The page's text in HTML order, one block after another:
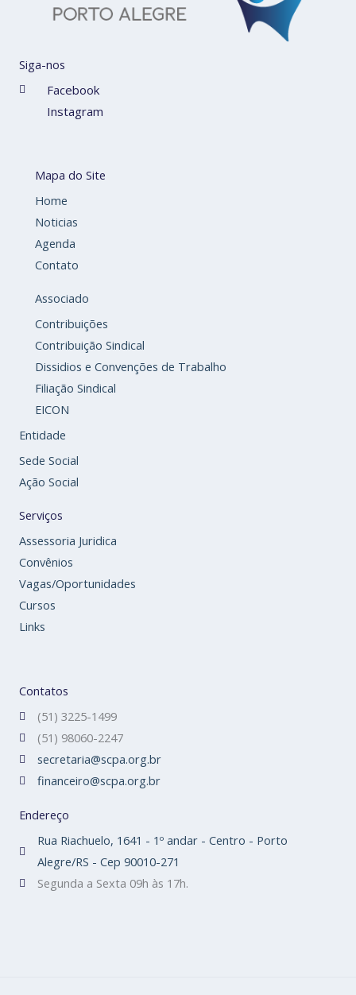
Siga-nos
Facebook
Instagram
Mapa do Site
Home
Noticias
Agenda
Contato
Associado
Contribuições
Contribuição Sindical
Dissidios e Convenções de Trabalho
Filiação Sindical
EICON
Entidade
Sede Social
Ação Social
Serviços
Assessoria Juridica
Convênios
Vagas/Oportunidades
Cursos
Links
Contatos
(51) 3225-1499
(51) 98060-2247
secretaria@scpa.org.br
financeiro@scpa.org.br
Endereço
Rua Riachuelo, 1641 - 1º andar - Centro - Porto
Alegre/RS - Cep 90010-271
Segunda a Sexta 09h às 17h.